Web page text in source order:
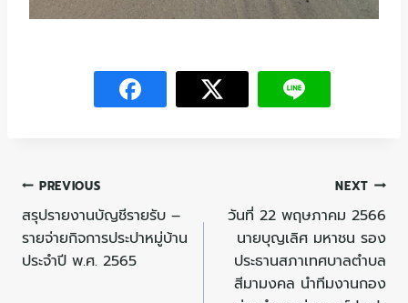
PREVIOUS
สรุปรายงานบัญชีรายรับ –
รายจ่ายกิจการประปาหมู่บ้าน
ประจำปี พ.ศ. 2565
NEXT
วันที่ 22 พฤษภาคม 2566
นายบุญเลิศ มหาชน รอง
ประธานสภาเทศบาลตำบล
สีมามงคล นำทีมงานกอง